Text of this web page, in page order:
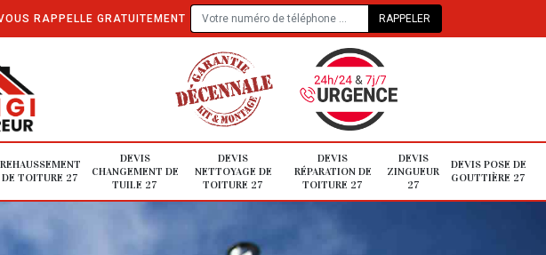
RAPPELLE GRATUITEMENT
REHAUSSEMENT
DE TOITURE 27
DEVIS
CHANGEMENT DE
TUILE 27
DEVIS
NETTOYAGE DE
TOITURE 27
DEVIS
RÉPARATION DE
TOITURE 27
DEVIS
ZINGUEUR
27
DEVIS POSE DE
GOUTTIÈRE 27